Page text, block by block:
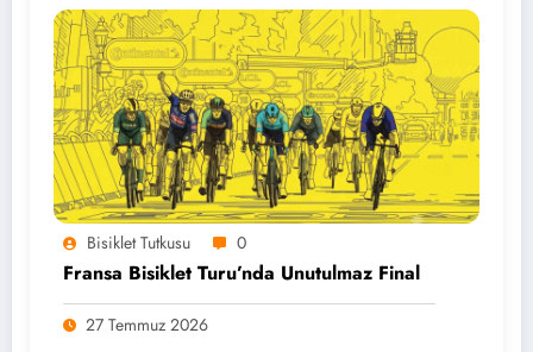
Bisiklet Tutkusu 0
Fransa Bisiklet Turu’nda Unutulmaz Final
27 Temmuz 2026